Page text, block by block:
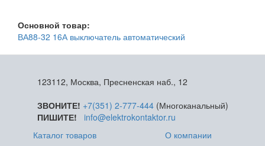
Основной товар:
ВА88-32 16А выключатель автоматический
123112, Москва, Пресненская наб., 12
ЗВОНИТЕ! +7(351) 2-777-444(Многоканальный)
ПИШИТЕ!
info@elektrokontaktor.ru
Каталог товаров
О компании